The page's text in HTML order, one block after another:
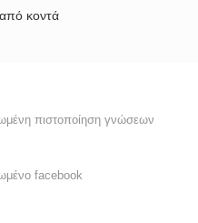
κοντά
πιστοποίηση γνώσεων
facebook